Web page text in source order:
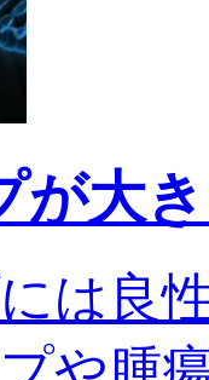
が大
は良